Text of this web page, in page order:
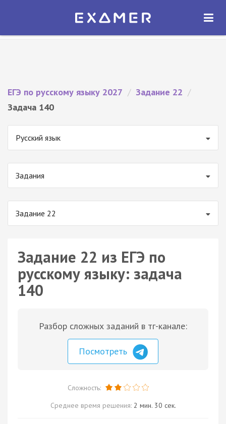
Экзамер — ЕГЭ 2027
ОТКРЫТЬ
ЕГЭ по русскому языку 2027 / Задание 22 /
Задача 140
Русский язык
Задания
Задание 22
Задание 22 из ЕГЭ по
русскому языку: задача
140
Разбор сложных заданий в тг-канале:
Посмотреть
Сложность:
Среднее время решения: 2 мин. 30 сек.